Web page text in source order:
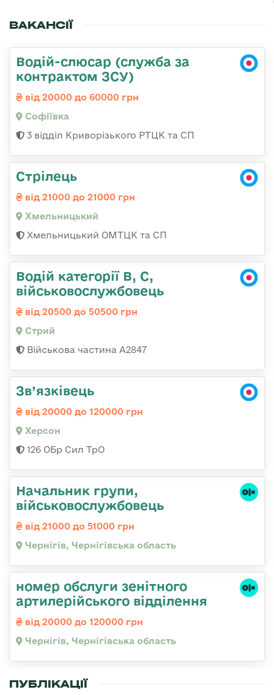
ВАКАНСІЇ
Водій-слюсар (служба за
контрактом ЗСУ)
від 20000 до 60000 грн
Софіївка
3 відділ Криворізького РТЦК та СП
Стрілець
від 21000 до 21000 грн
Хмельницький
Хмельницький ОМТЦК та СП
Водій категорії B, C,
військовослужбовець
від 20500 до 50500 грн
Стрий
Військова частина А2847
Зв’язківець
від 20000 до 120000 грн
Херсон
126 ОБр Сил ТрО
Начальник групи,
військовослужбовець
від 21000 до 51000 грн
Чернігів, Чернігівська область
номер обслуги зенітного
артилерійського відділення
від 20000 до 120000 грн
Чернігів, Чернігівська область
ПУБЛІКАЦІЇ